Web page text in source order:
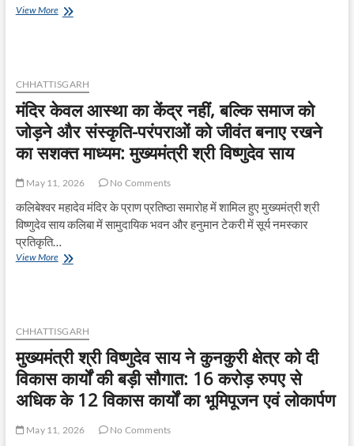
View Moreमुख्यमंत्री
संकीर्तन
नामयज्ञ
में
हुए
शामिल
CHHATTISGARH
मंदिर केवल आस्था का केंद्र नहीं, बल्कि समाज को
जोड़ने और संस्कृति-परंपराओं को जीवंत बनाए रखने
का सशक्त माध्यम: मुख्यमंत्री श्री विष्णुदेव साय
May 11, 2026 No Comments
कलिबेश्वर महादेव मंदिर के प्राण प्रतिष्ठा समारोह में शामिल हुए मुख्यमंत्री श्री
विष्णुदेव साय कलिबा में सामुदायिक भवन और हनुमान टेकरी में सूर्य नमस्कार
प्रतिकृति…
View Moreमंदिर
नहीं,
बल्कि
समाज
को
जोड़ने
और
परंपराओं
CHHATTISGARH
मुख्यमंत्री श्री विष्णुदेव साय ने कुनकुरी क्षेत्र को दी
विकास कार्यों की बड़ी सौगात: 16 करोड़ रुपए से
अधिक के 12 विकास कार्यों का भूमिपूजन एवं लोकार्पण
May 11, 2026 No Comments